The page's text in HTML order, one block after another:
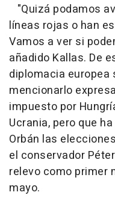
"Quizá podamos
líneas rojas o han
Vamos a ver si
añadido Kallas. De
diplomacia europea
mencionarlo
impuesto por
Ucrania, pero que
Orbán las
el conservador
relevo como primer
mayo.